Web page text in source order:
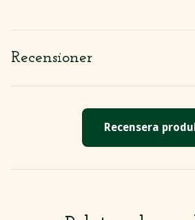
Recensioner
Recensera